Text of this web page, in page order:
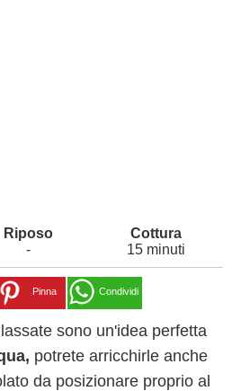
- 15 minuti
Pinna Condividi
sono un'idea perfetta
potrete arricchirle anche
da posizionare proprio al